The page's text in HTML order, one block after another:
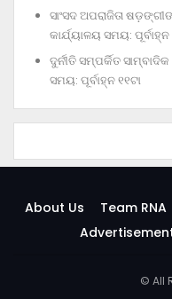
ସାଂସଦ ଅପରାଜିତା
କାର୍ଯ୍ୟାଳୟ ସମୟ: ପୂର୍ବାହ୍ନ
ଦୁର୍ନୀତି ସମ୍ପର୍କିତ
ସମୟ: ପୂର୍ବାହ୍ନ ୧୧ଟା
About Us Team RNA
© All